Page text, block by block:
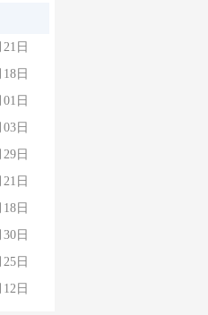
日
日
日
日
日
日
日
日
日
日